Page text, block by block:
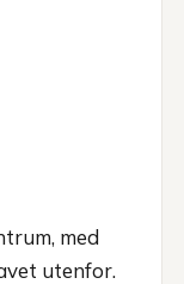
med
utenfor.